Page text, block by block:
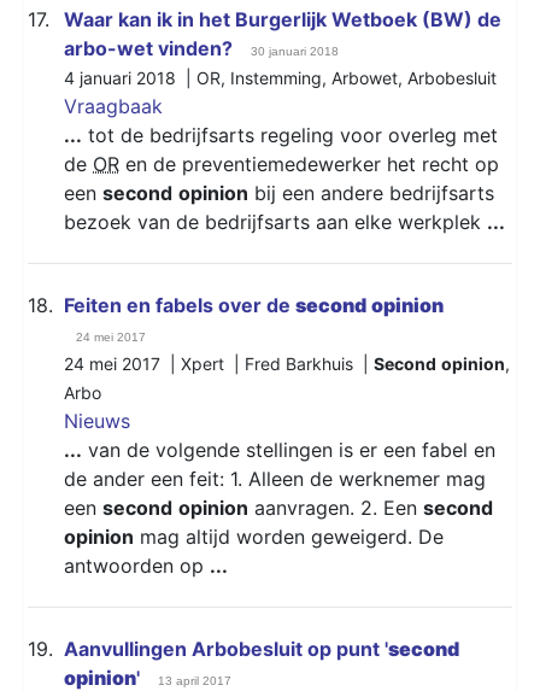
17.
Waar kan ik in het Burgerlijk Wetboek (BW) de
arbo-wet vinden?
30 januari 2018
4 januari 2018 | OR, Instemming, Arbowet, Arbobesluit
Vraagbaak
... tot de bedrijfsarts regeling voor overleg met
de OR en de preventiemedewerker het recht op
een second opinion bij een andere bedrijfsarts
bezoek van de bedrijfsarts aan elke werkplek ...
18. Feiten en fabels over de second opinion
24 mei 2017
24 mei 2017 | Xpert | Fred Barkhuis | Second opinion,
Arbo
Nieuws
... van de volgende stellingen is er een fabel en
de ander een feit: 1. Alleen de werknemer mag
een second opinion aanvragen. 2. Een second
opinion mag altijd worden geweigerd. De
antwoorden op ...
19. Aanvullingen Arbobesluit op punt 'second
opinion' 13 april 2017